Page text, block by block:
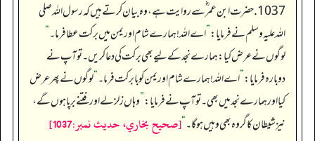
1037. حضرت ابن عمر ؓ سے روایت ہے، وہ بیان کرتے ہیں کہ رسول اللہ صلی
اللہ علیہ وسلم نے فرمایا:”اے اللہ! ہمارے شام اور یمن میں برکت عطا فرما۔“
لوگوں نے عرض کیا: ہمارے نجد کے لیے بھی برکت کی دعا کریں۔ تو آپ نے
دوبارہ فرمایا:”اے اللہ! ہمارے شام اور یمن کو بابرکت فرما۔“لوگوں نے پھر عرض
کیا اور ہمارے نجد میں بھی۔ تو آپ نے فرمایا:”وہاں زلزلے اور فتنے برپا ہوں گے،
نیز شیطان کا گروہ بھی وہیں ہو گا۔“[صحيح بخاري، حديث نمبر:1037]